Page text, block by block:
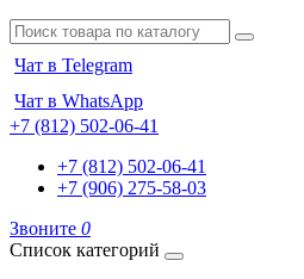
Чат в Telegram
Чат в WhatsApp
+7 (812) 502-06-41
+7 (812) 502-06-41
+7 (906) 275-58-03
Звоните 0
Список категорий